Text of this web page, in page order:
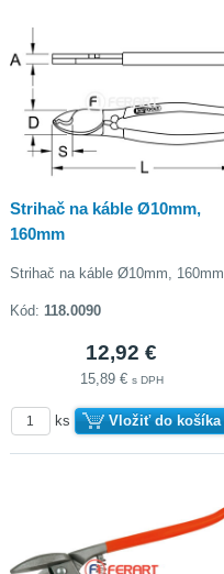
Strihač na káble Ø10mm,
160mm
Strihač na káble Ø10mm, 160mm
Kód: 118.0090
12,92 €
15,89 € s DPH
ks Vložiť do košíka